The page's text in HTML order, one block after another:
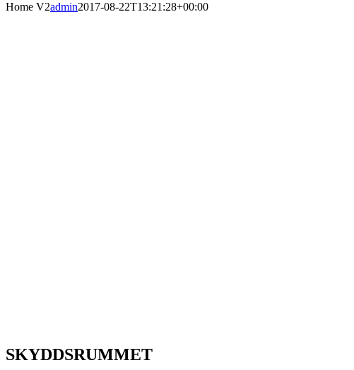
Home V2admin2017-08-22T13:21:28+00:00
SKYDDSRUMMET